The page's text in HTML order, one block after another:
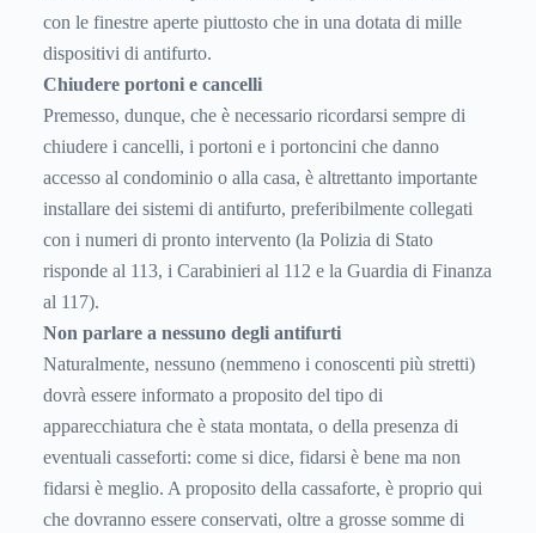
con le finestre aperte piuttosto che in una dotata di mille
dispositivi di antifurto.
Chiudere portoni e cancelli
Premesso, dunque, che è necessario ricordarsi sempre di
chiudere i cancelli, i portoni e i portoncini che danno
accesso al condominio o alla casa, è altrettanto importante
installare dei sistemi di antifurto, preferibilmente collegati
con i numeri di pronto intervento (la Polizia di Stato
risponde al 113, i Carabinieri al 112 e la Guardia di Finanza
al 117).
Non parlare a nessuno degli antifurti
Naturalmente, nessuno (nemmeno i conoscenti più stretti)
dovrà essere informato a proposito del tipo di
apparecchiatura che è stata montata, o della presenza di
eventuali casseforti: come si dice, fidarsi è bene ma non
fidarsi è meglio. A proposito della cassaforte, è proprio qui
che dovranno essere conservati, oltre a grosse somme di